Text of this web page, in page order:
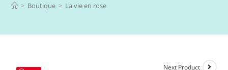
> Boutique > La vie en rose
Next Product